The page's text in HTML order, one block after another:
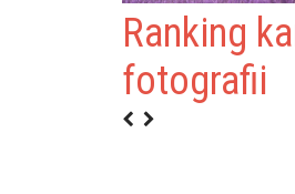
Ranking
fotografii